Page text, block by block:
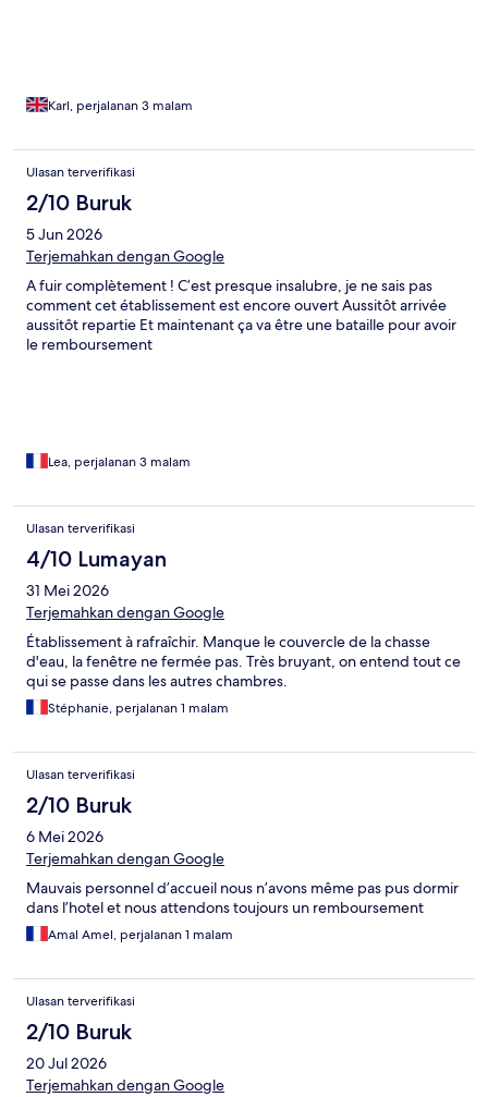
Karl, perjalanan 3 malam
Ulasan terverifikasi
2/10 Buruk
5 Jun 2026
Terjemahkan dengan Google
A fuir complètement ! C’est presque insalubre, je ne sais pas
comment cet établissement est encore ouvert Aussitôt arrivée
aussitôt repartie Et maintenant ça va être une bataille pour avoir
le remboursement
Lea, perjalanan 3 malam
Ulasan terverifikasi
4/10 Lumayan
31 Mei 2026
Terjemahkan dengan Google
Établissement à rafraîchir. Manque le couvercle de la chasse
d'eau, la fenêtre ne fermée pas. Très bruyant, on entend tout ce
qui se passe dans les autres chambres.
Stéphanie, perjalanan 1 malam
Ulasan terverifikasi
2/10 Buruk
6 Mei 2026
Terjemahkan dengan Google
Mauvais personnel d’accueil nous n’avons même pas pus dormir
dans l’hotel et nous attendons toujours un remboursement
Amal Amel, perjalanan 1 malam
Ulasan terverifikasi
2/10 Buruk
20 Jul 2026
Terjemahkan dengan Google